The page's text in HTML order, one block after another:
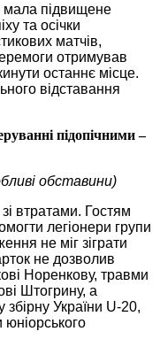
мала підвищене
та осічки
матчів,
отримував
останнє місце.
відставання
підопічними –
обставини)
втратами. Гостям
легіонери групи
не міг зіграти
не дозволив
Норенкову, травми
Штогрину, а
збірну України U-20,
юніорського